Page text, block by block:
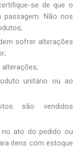
se de que o
Não nos
sofrer alterações
unitário ou ao
são vendidos
ato do pedido ou
itens com estoque